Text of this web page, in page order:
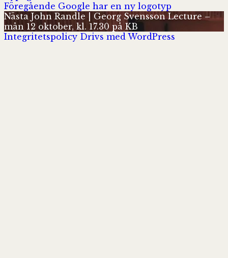
Inläggsnavigering
Föregående Föregående
inlägg:
Google har en ny logotyp
Nästa Nästa
inlägg:
John Randle | Georg Svensson Lecture –
mån 12 oktober, kl. 17.30 på KB
Integritetspolicy Drivs med WordPress